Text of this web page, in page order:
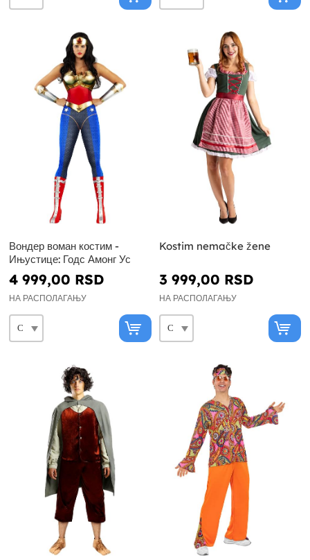
Вондер воман костим -
Ињустице: Годс Амонг Ус
4 999,00 RSD
НА РАСПОЛАГАЊУ
Kostim nemačke žene
3 999,00 RSD
НА РАСПОЛАГАЊУ